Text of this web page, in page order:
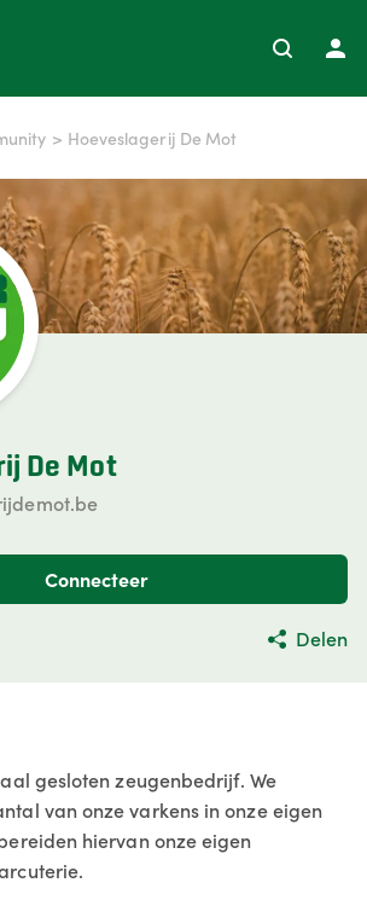
> Hoeveslagerij De Mot
De Mot
Connecteer
Delen
gesloten zeugenbedrijf. We
van onze varkens in onze eigen
hiervan onze eigen